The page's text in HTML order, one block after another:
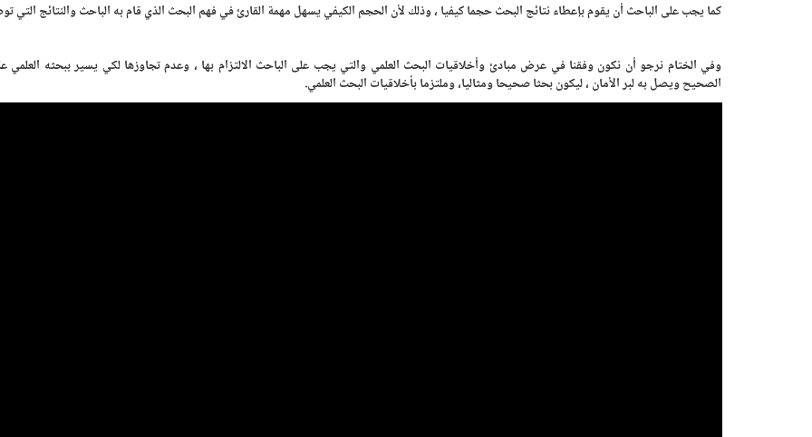
كما يجب على الباحث أن يقوم بإعطاء نتائج البحث حجما كيفيا ، وذلك لأن الحجم الكيفي يسهل مهمة القارئ في فهم البحث الذي قام به الباحث والنتائج التي
وفي الختام نرجو أن نكون وفقنا في عرض مبادئ وأخلاقيات البحث العلمي والتي يجب على الباحث الالتزام بها ، وعدم تجاوزها لكي يسير ببحثه العلمي
الصحيح ويصل به لبر الأمان ، ليكون بحثا صحيحا ومثاليا، وملتزما بأخلاقيات البحث العلمي.